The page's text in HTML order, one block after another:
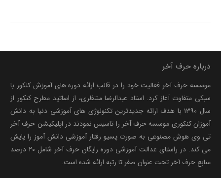
درباره حرف آخر
موسسه حرف آخر فعالیت خود را در قالب ارائه دوره های آموزش کنکور با
سبکی متفاوت آغاز کرد. استاد عبدالرضا منتظری، از اساتید مطرح کنکور از
سال ۱۳۹۰ با هدف ارائه جدیدترین تکنولوژی های آموزشی دنیا به دانش
آموزان کنکوری موسسه حرف آخر را تاسیس نمودند در اپلیکیشن حرف آخر
تی وی هوش مصنوعی به صورت پسیو رفتار آموزشی دانش آموز را پایش
می کند. در راستای عدالت آموزشی دوره رایگان حرف آخر شامل ۲۰ درصد
منابع حرف آخر تحت عنوان صفر تا رتبه ارائه شده است.